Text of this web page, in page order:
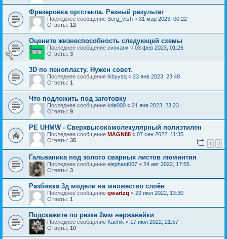
Фрезеровка оргстекла. Разный результат
Последнее сообщение Serg_vtsh « 31 мар 2023, 00:22
Ответы: 12
Оцените жизнеспособность следующей схемы
Последнее сообщение xvovanx « 03 фев 2023, 01:26
Ответы: 3
3D по пенопласту. Нужен совет.
Последнее сообщение lkbyysq « 23 янв 2023, 23:48
Ответы: 1
Что подложить под заготовку
Последнее сообщение kde000 « 21 янв 2023, 23:23
Ответы: 9
PE UHMW - Сверхвысокомолекулярный полиэтилен
Последнее сообщение MAGN88 « 07 сен 2022, 11:35
Ответы: 35 1 2
Гальваника под золото сварных листов люминтия
Последнее сообщение elephant007 « 24 авг 2022, 17:55
Ответы: 3
Разбивка 3д модели на множество слоёв
Последнее сообщение qwartzq « 22 июл 2022, 13:30
Ответы: 1
Подскажите по резке 2мм нержавейки
Последнее сообщение Kachik « 17 июл 2022, 21:57
Ответы: 10